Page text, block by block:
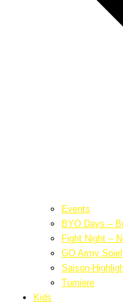
Events
BYO Days –
Fight Night –
GO Army
Saison-
Turniere
Kids